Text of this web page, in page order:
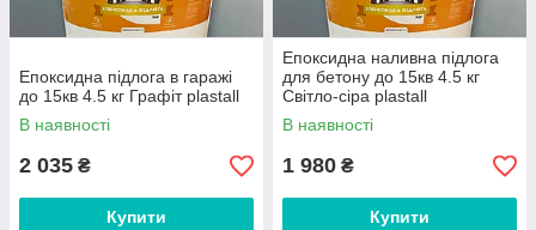
Епоксидна підлога в гаражі
до 15кв 4.5 кг Графіт plastall
В наявності
2 035 ₴
Купити
Епоксидна наливна підлога
для бетону до 15кв 4.5 кг
Світло-сіра plastall
В наявності
1 980 ₴
Купити